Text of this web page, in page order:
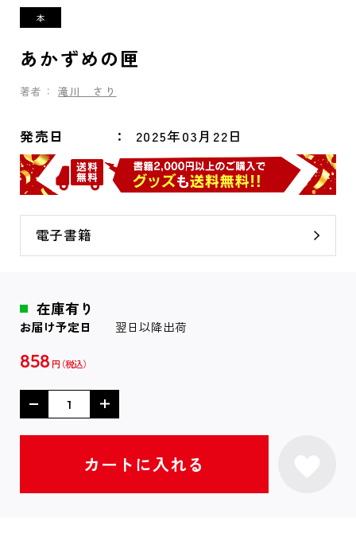
あかずめの匣
著者： 滝川 さり
発売日 2025年03月22日
電子書籍
在庫有り
お届け予定日 翌日以降出荷
858 円